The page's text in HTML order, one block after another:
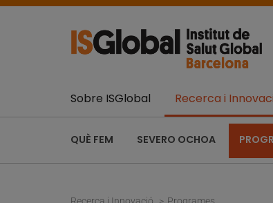
Sobre ISGlobal Recerca i
QUÈ FEM SEVERO OCHOA